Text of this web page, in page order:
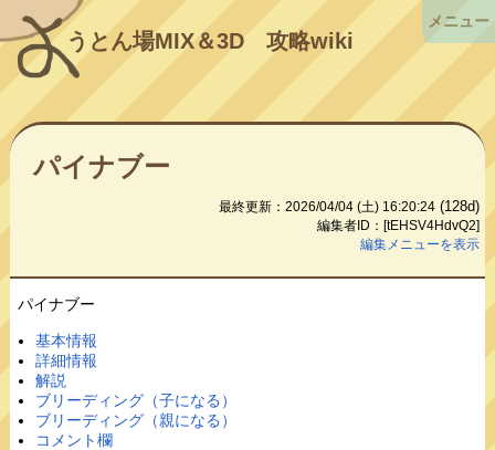
うとん場MIX＆3D攻略wiki
パイナブー
最終更新：2026/04/04 (土) 16:20:24 (128d)
編集者ID：[tEHSV4HdvQ2]
編集メニューを表示
パイナブー
基本情報
詳細情報
解説
ブリーディング（子になる）
ブリーディング（親になる）
コメント欄
メニュー